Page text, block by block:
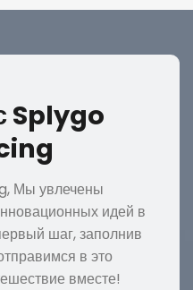
Splygo
Мы увлечены
идей в
шаг, заполнив
в это
вместе!